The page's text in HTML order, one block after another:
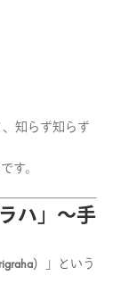
知らず知らず
す。
ハ」〜手
）
」という